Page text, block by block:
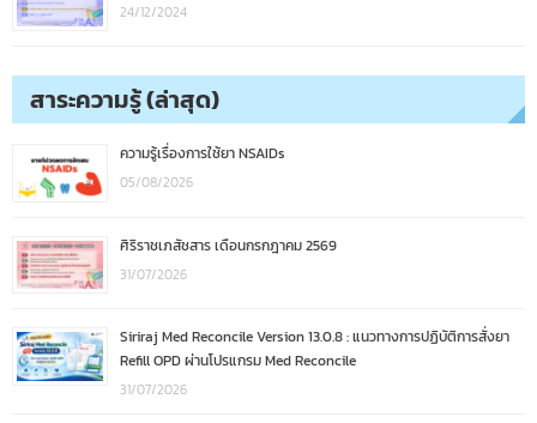
24/12/2024
สาระความรู้ (ล่าสุด)
ความรู้เรื่องการใช้ยา NSAIDs
05/08/2026
ศิริราชเภสัชสาร เดือนกรกฎาคม 2569
31/07/2026
Siriraj Med Reconcile Version 13.0.8 : แนวทางการปฏิบัติการสั่งยา
Refill OPD ผ่านโปรแกรม Med Reconcile
31/07/2026